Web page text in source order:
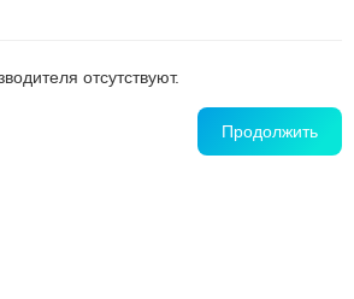
отсутствуют.
Продолжить